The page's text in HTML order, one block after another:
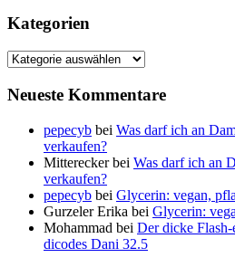
Kategorien
Kategorien
Neueste Kommentare
pepecyb bei Was darf ich an
verkaufen?
Mittereckerbei Was darf ich an
verkaufen?
pepecyb bei Glycerin: vegan,
Gurzeler Erika bei Glycerin:
Mohammad bei Der dicke
dicodes Dani 32.5